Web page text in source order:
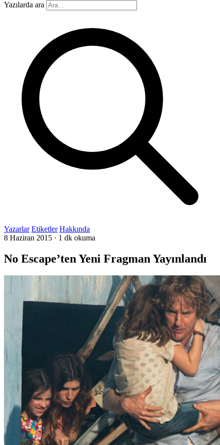
Yazılarda ara
Yazarlar Etiketler Hakkında
8 Haziran 2015 · 1 dk okuma
No Escape’ten Yeni Fragman Yayınlandı